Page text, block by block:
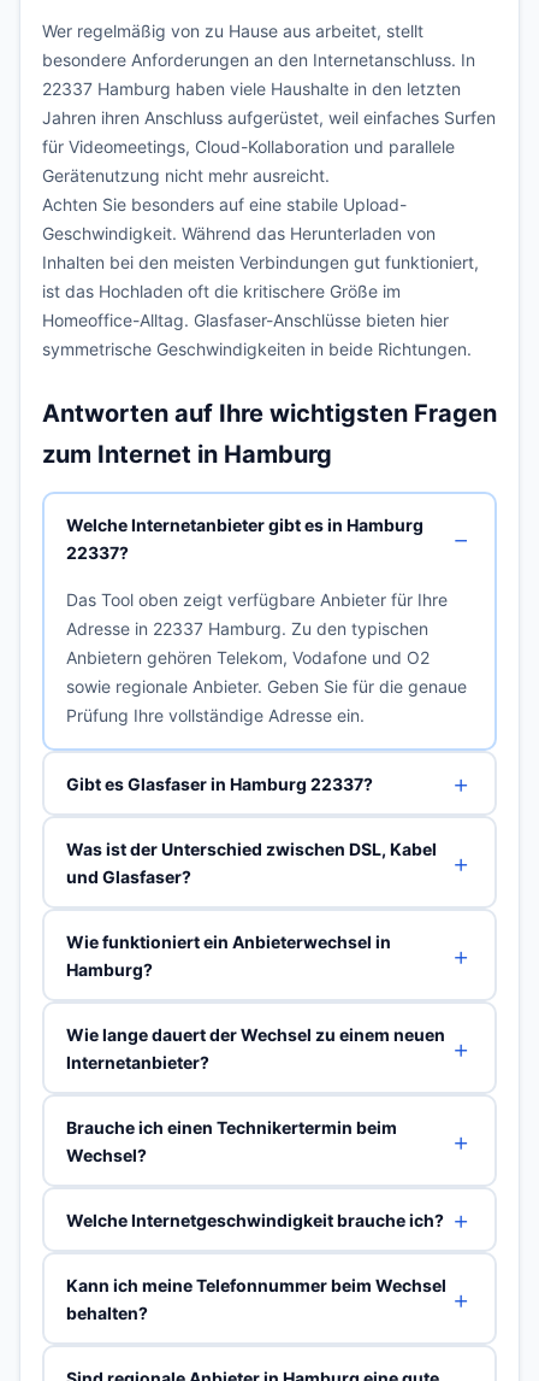
Wer regelmäßig von zu Hause aus arbeitet, stellt
besondere Anforderungen an den Internetanschluss. In
22337 Hamburg haben viele Haushalte in den letzten
Jahren ihren Anschluss aufgerüstet, weil einfaches Surfen
für Videomeetings, Cloud-Kollaboration und parallele
Gerätenutzung nicht mehr ausreicht.
Achten Sie besonders auf eine stabile Upload-
Geschwindigkeit. Während das Herunterladen von
Inhalten bei den meisten Verbindungen gut funktioniert,
ist das Hochladen oft die kritischere Größe im
Homeoffice-Alltag. Glasfaser-Anschlüsse bieten hier
symmetrische Geschwindigkeiten in beide Richtungen.
Antworten auf Ihre wichtigsten Fragen
zum Internet in Hamburg
Welche Internetanbieter gibt es in Hamburg
22337?
Das Tool oben zeigt verfügbare Anbieter für Ihre
Adresse in 22337 Hamburg. Zu den typischen
Anbietern gehören Telekom, Vodafone und O2
sowie regionale Anbieter. Geben Sie für die genaue
Prüfung Ihre vollständige Adresse ein.
Gibt es Glasfaser in Hamburg 22337?
Was ist der Unterschied zwischen DSL, Kabel
und Glasfaser?
Wie funktioniert ein Anbieterwechsel in
Hamburg?
Wie lange dauert der Wechsel zu einem neuen
Internetanbieter?
Brauche ich einen Technikertermin beim
Wechsel?
Welche Internetgeschwindigkeit brauche ich?
Kann ich meine Telefonnummer beim Wechsel
behalten?